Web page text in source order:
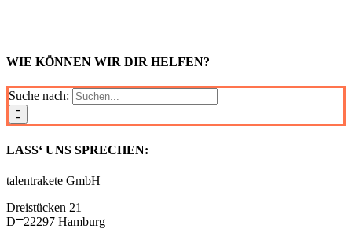
WIE KÖNNEN WIR DIR HELFEN?
Suche nach:
LASS‘ UNS SPRECHEN:
talentrakete GmbH
Dreistücken 21
D⎻22297 Hamburg